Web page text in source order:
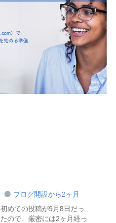
ブログ開設から2ヶ月
初めての投稿が9月8日だっ
たので、厳密には2ヶ月経っ